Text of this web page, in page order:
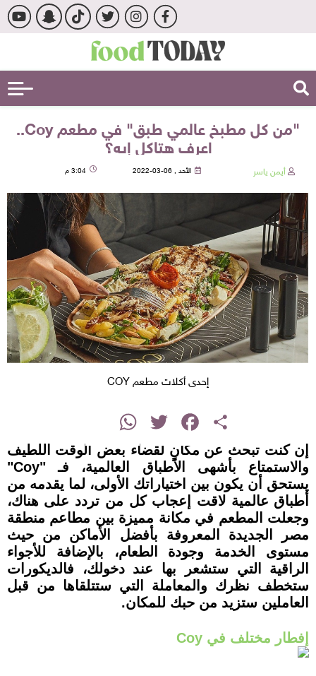
"من كل مطبخ عالمي طبق" في مطعم Coy..
اعرف هتاكل إيه؟
أيمن ياسر الأحد , 06-03-2022 3:04 م
إحدى أكلات مطعم COY
Share
Facebook
Twitter
WhatsApp
إن كنت تبحث عن مكانٍ لقضاء بعض الوقت اللطيف
والاستمتاع بأشهى الأطباق العالمية، فـ "Coy"
يستحق أن يكون بين اختياراتك الأولى، لما يقدمه من
أطباق عالمية لاقت إعجاب كل من تردد على هناك،
وجعلت المطعم في مكانة مميزة بين مطاعم منطقة
مصر الجديدة المعروفة بأفضل الأماكن من حيث
مستوى الخدمة وجودة الطعام، بالإضافة للأجواء
الراقية التي ستشعر بها عند دخولك، فالديكورات
ستخطف نظرك والمعاملة التي ستتلقاها من قبل
العاملين ستزيد من حبك للمكان.
إفطار مختلف في Coy